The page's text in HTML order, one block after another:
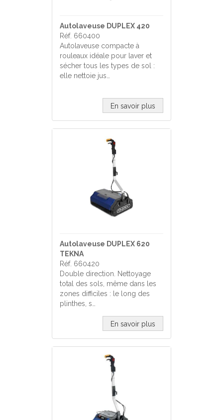
Autolaveuse DUPLEX 420
Réf. 660400
Autolaveuse compacte à
rouleaux idéale pour laver et
sécher tous les types de sol :
elle nettoie jus…
En savoir plus
Autolaveuse DUPLEX 620
TEKNA
Réf. 660420
Double direction. Nettoyage
total des sols, même dans les
zones difficiles : le long des
plinthes, s…
En savoir plus